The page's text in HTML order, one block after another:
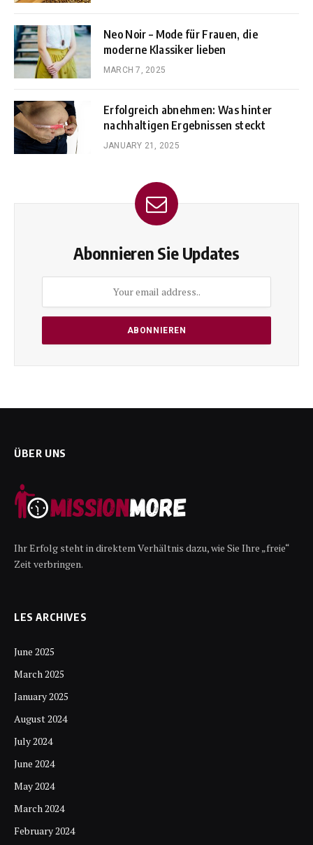
Neo Noir – Mode für Frauen, die
moderne Klassiker lieben
MARCH 7, 2025
Erfolgreich abnehmen: Was hinter
nachhaltigen Ergebnissen steckt
JANUARY 21, 2025
Abonnieren Sie Updates
ÜBER UNS
Ihr Erfolg steht in direktem Verhältnis dazu, wie Sie Ihre „freie“
Zeit verbringen.
LES ARCHIVES
June 2025
March 2025
January 2025
August 2024
July 2024
June 2024
May 2024
March 2024
February 2024